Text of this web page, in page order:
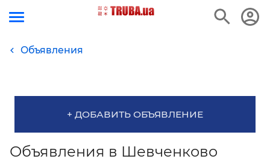
Объявления
+ ДОБАВИТЬ ОБЪЯВЛЕНИЕ
Объявления в Шевченково